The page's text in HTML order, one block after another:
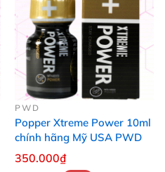
PWD
Popper Xtreme Power 10ml
chính hãng Mỹ USA PWD
350.000₫